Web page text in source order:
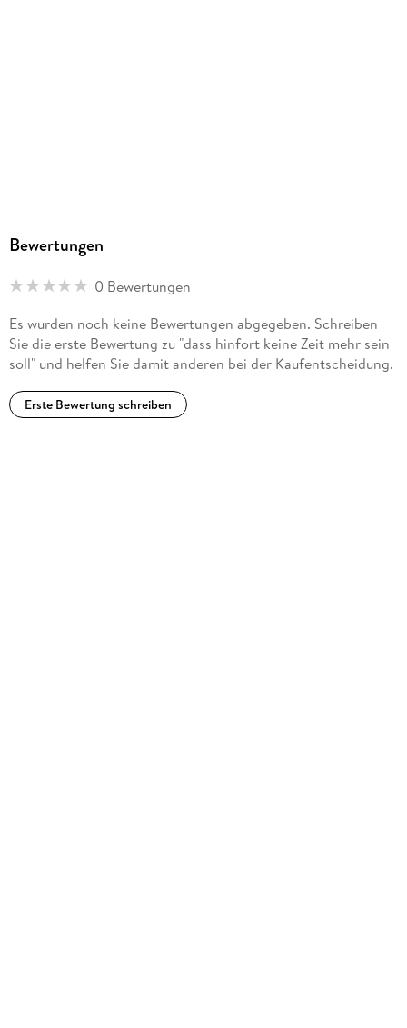
Bewertungen
0 Bewertungen
Es wurden noch keine Bewertungen abgegeben. Schreiben
Sie die erste Bewertung zu "dass hinfort keine Zeit mehr sein
soll" und helfen Sie damit anderen bei der Kaufentscheidung.
Erste Bewertung schreiben